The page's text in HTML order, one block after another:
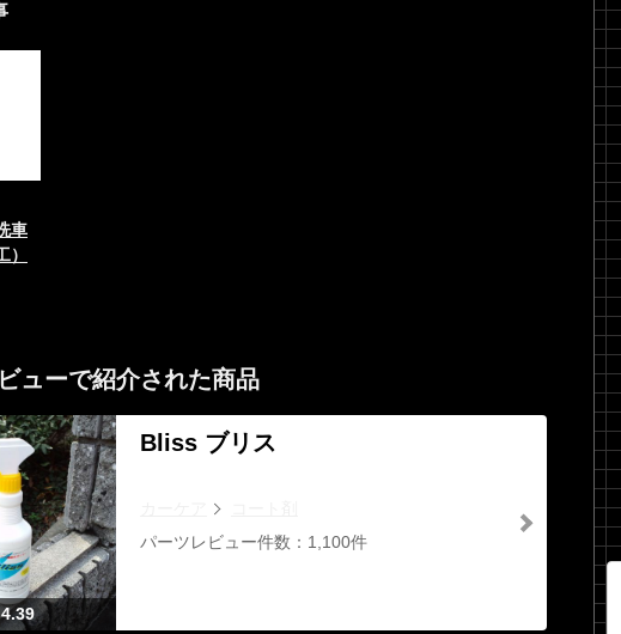
車
）
ューで紹介された商品
4.39
Bliss ブリス
パーツレビュー件数：1,100件